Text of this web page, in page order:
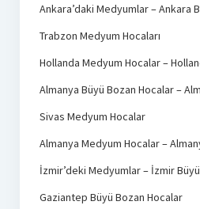
Ankara’daki Medyumlar – Ankara
Trabzon Medyum Hocaları
Hollanda Medyum Hocalar –
Almanya Büyü Bozan Hocalar –
Sivas Medyum Hocalar
Almanya Medyum Hocalar –
İzmir’deki Medyumlar – İzmir
Gaziantep Büyü Bozan Hocalar